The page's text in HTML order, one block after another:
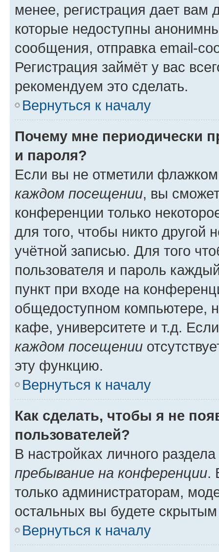
менее, регистрация дает вам
которые недоступны
сообщения, отправка email-
Регистрация займёт у вас
рекомендуем это сделать.
Вернуться к началу
Почему мне периодически
и пароля?
Если вы не отметили
каждом посещении, вы
конференции только
для того, чтобы никто другой
учётной записью. Для того
пользователя и пароль
пункт при входе на
общедоступном компьютере,
кафе, университете и т.д.
каждом посещении
эту функцию.
Вернуться к началу
Как сделать, чтобы я не
пользователей?
В настройках личного
пребывание на конференции.
только администраторам,
остальных вы будете
Вернуться к началу